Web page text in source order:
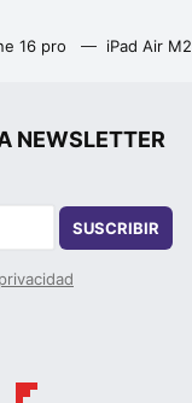
16 pro iPad Air
NEWSLETTER
SUSCRIBIR